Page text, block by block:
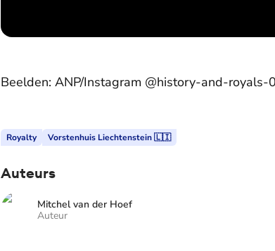
Beelden: ANP/Instagram @history-and-royals-
Royalty Vorstenhuis Liechtenstein 🇱🇮
Auteurs
Mitchel van der Hoef
Auteur